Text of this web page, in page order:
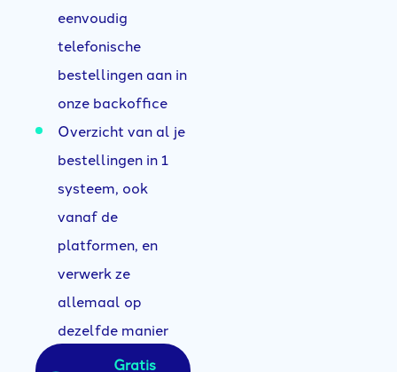
eenvoudig
telefonische
bestellingen aan in
onze backoffice
Overzicht van al je
bestellingen in 1
systeem, ook
vanaf de
platformen, en
verwerk ze
allemaal op
dezelfde manier
Gratis